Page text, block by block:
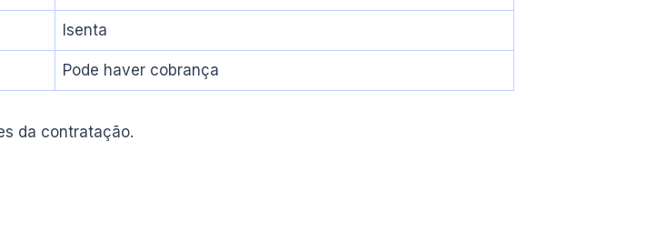
Isenta
Pode haver cobrança
da contratação.